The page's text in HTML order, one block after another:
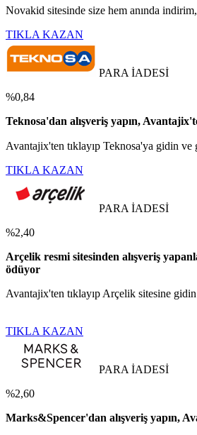
Novakid sitesinde size hem anında indirim,
TIKLA KAZAN
PARA İADESİ
%0,84
Teknosa'dan alışveriş yapın,
Avantajix'ten tıklayıp Teknosa'ya gidin ve
TIKLA KAZAN
PARA İADESİ
%2,40
Arçelik resmi sitesinden alışveriş
ödüyor
Avantajix'ten tıklayıp Arçelik sitesine
TIKLA KAZAN
PARA İADESİ
%2,60
Marks&Spencer'dan alışveriş yapın,